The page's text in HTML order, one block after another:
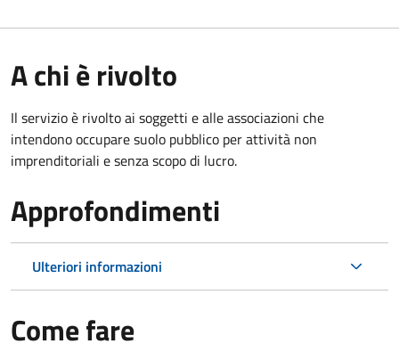
A chi è rivolto
Il servizio è rivolto ai soggetti e alle associazioni che
intendono occupare suolo pubblico per attività non
imprenditoriali e senza scopo di lucro.
Approfondimenti
Ulteriori informazioni
Come fare